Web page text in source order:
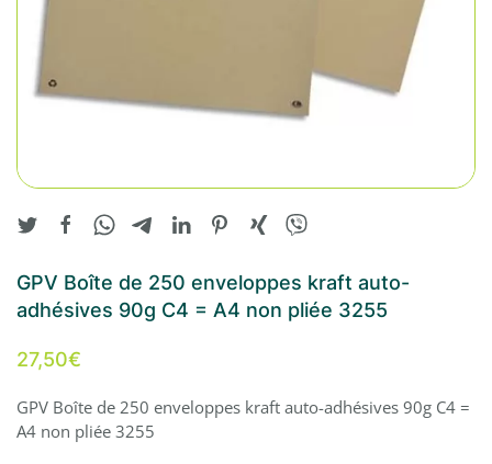
GPV Boîte de 250 enveloppes kraft auto-
adhésives 90g C4 = A4 non pliée 3255
27,50€
GPV Boîte de 250 enveloppes kraft auto-adhésives 90g C4 =
A4 non pliée 3255